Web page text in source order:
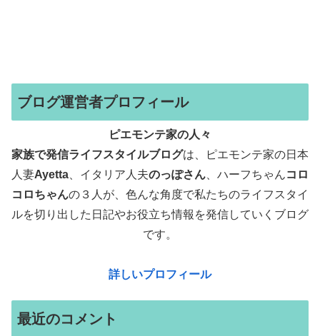
ブログ運営者プロフィール
ピエモンテ家の人々
家族で発信ライフスタイルブログは、ピエモンテ家の日本
人妻Ayetta 、イタリア人夫のっぽさん 、ハーフちゃんコロ
コロちゃんの３人が、色んな角度で私たちのライフスタイ
ルを切り出した日記やお役立ち情報を発信していくブログ
です。
詳しいプロフィール
最近のコメント